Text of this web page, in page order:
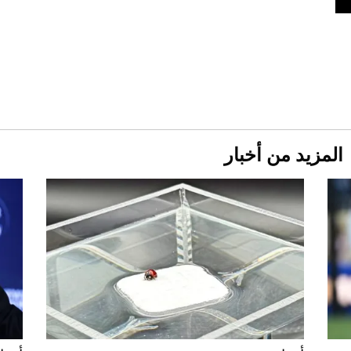
Aston Martin Valiant: على هوى الأبطال
المزيد من أخبار